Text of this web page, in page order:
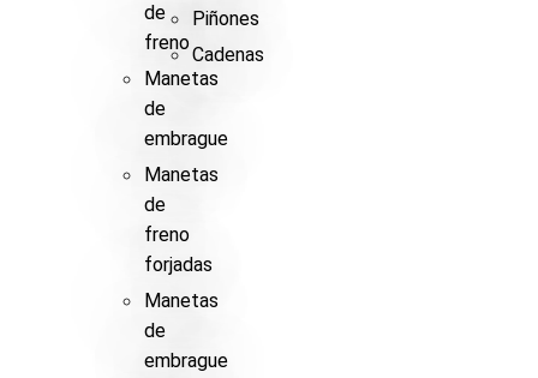
de
freno
Manetas
de
embrague
Manetas
de
freno
forjadas
Manetas
de
embrague
Piñones
Cadenas